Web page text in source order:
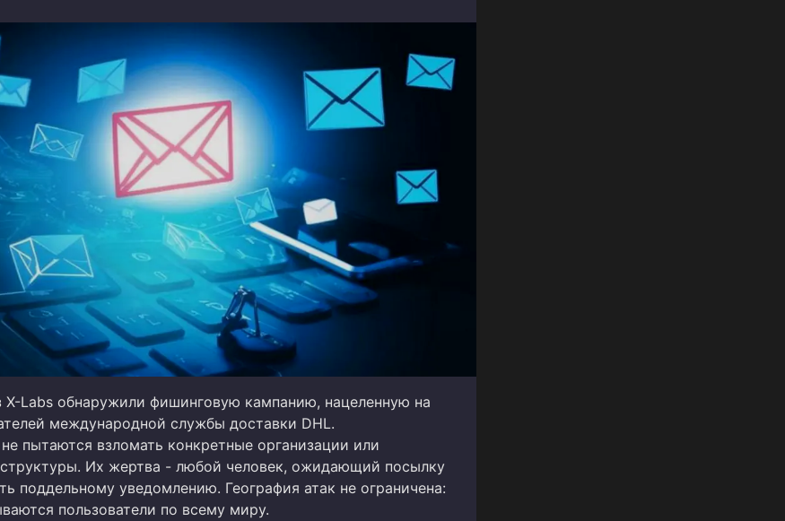
X-Labs обнаружили фишинговую кампанию, нацеленную на
международной службы доставки DHL.
пытаются взломать конкретные организации или
структуры. Их жертва - любой человек, ожидающий посылку
поддельному уведомлению. География атак не ограничена:
пользователи по всему миру.